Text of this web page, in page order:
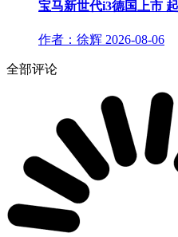
宝马新世代i3德国上市
作者：徐辉 2026-08-06
全部评论